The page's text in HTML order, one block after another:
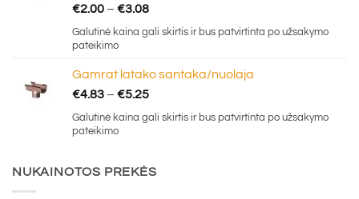
€2.00 – €3.08Price
range:
€3.08
Galutinė kaina gali skirtis ir bus patvirtinta po užsakymo
pateikimo
Gamrat latako santaka/nuolaja
€4.83 – €5.25Price
range:
Galutinė kaina gali skirtis ir bus patvirtinta po užsakymo
pateikimo
NUKAINOTOS PREKĖS